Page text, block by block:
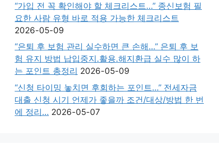
“가입 전 꼭 확인해야 할 체크리스트…” 종신보험 필
요한 사람 유형 바로 적용 가능한 체크리스트
2026-05-09
“은퇴 후 보험 관리 실수하면 큰 손해…” 은퇴 후 보
험 유지 방법 납입중지.활용.해지환급 실수 많이 하
는 포인트 총정리 2026-05-09
“신청 타이밍 놓치면 후회하는 포인트…” 전세자금
대출 신청 시기 언제가 좋을까 조건/대상/방법 한 번
에 정리… 2026-05-07